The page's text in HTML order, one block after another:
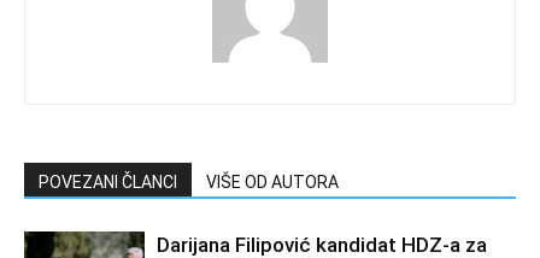
POVEZANI ČLANCI VIŠE OD AUTORA
Darijana Filipović kandidat HDZ-a za